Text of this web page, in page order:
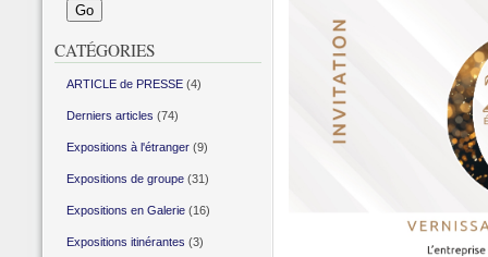
CATÉGORIES
ARTICLE de PRESSE(4)
Derniers articles (74)
Expositions à l'étranger(9)
Expositions de groupe(31)
Expositions en Galerie(16)
Expositions itinérantes (3)